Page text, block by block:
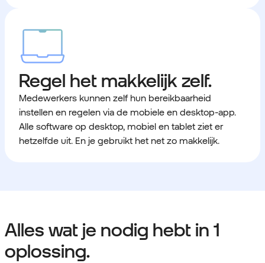
Regel het makkelijk zelf.
Medewerkers kunnen zelf hun bereikbaarheid
instellen en regelen via de mobiele en desktop-app.
Alle software op desktop, mobiel en tablet ziet er
hetzelfde uit. En je gebruikt het net zo makkelijk.
Alles wat je nodig hebt in 1
oplossing.